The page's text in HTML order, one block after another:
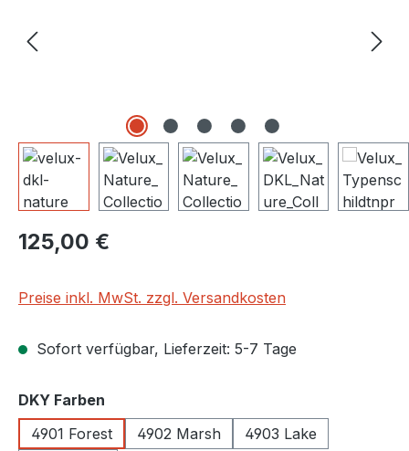
Regulärer Preis:
125,00 €
Preise inkl. MwSt. zzgl. Versandkosten
Sofort verfügbar, Lieferzeit: 5-7 Tage
DKY Farben
4901 Forest
4902 Marsh
4903 Lake